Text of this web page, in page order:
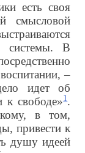
есть своя
смысловой
системы. В
–
идет об
к свободе»1.
в том,
привести к
душу идеей